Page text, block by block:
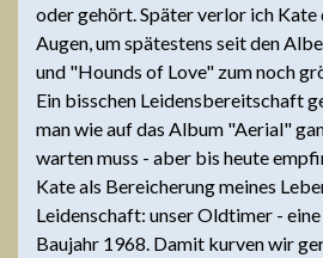
oder gehört. Später verlor ich Kate
Augen, um spätestens seit den
und "Hounds of Love" zum noch
Ein bisschen Leidensbereitschaft
man wie auf das Album "Aerial"
warten muss - aber bis heute
Kate als Bereicherung meines
Leidenschaft: unser Oldtimer -
Baujahr 1968. Damit kurven wir